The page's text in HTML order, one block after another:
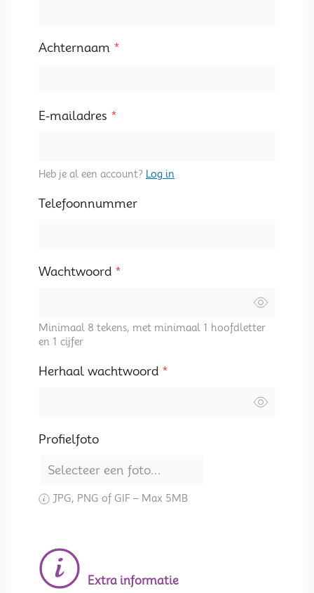
Achternaam *
E-mailadres *
Heb je al een account? Log in
Telefoonnummer
Wachtwoord *
Minimaal 8 tekens, met minimaal 1 hoofdletter
en 1 cijfer
Herhaal wachtwoord *
Profielfoto
JPG, PNG of GIF – Max 5MB
Extra informatie